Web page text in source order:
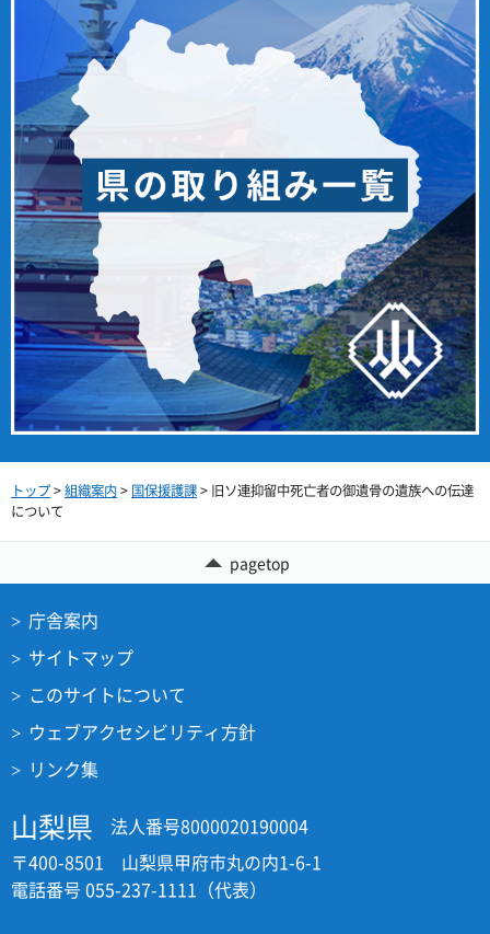
トップ>組織案内> 国保援護課> 旧ソ連抑留中死亡者の御遺骨の遺族への伝達
について
pagetop
庁舎案内
サイトマップ
このサイトについて
ウェブアクセシビリティ方針
リンク集
山梨県
法人番号8000020190004
〒400-8501 山梨県甲府市丸の内1-6-1
電話番号 055-237-1111（代表）